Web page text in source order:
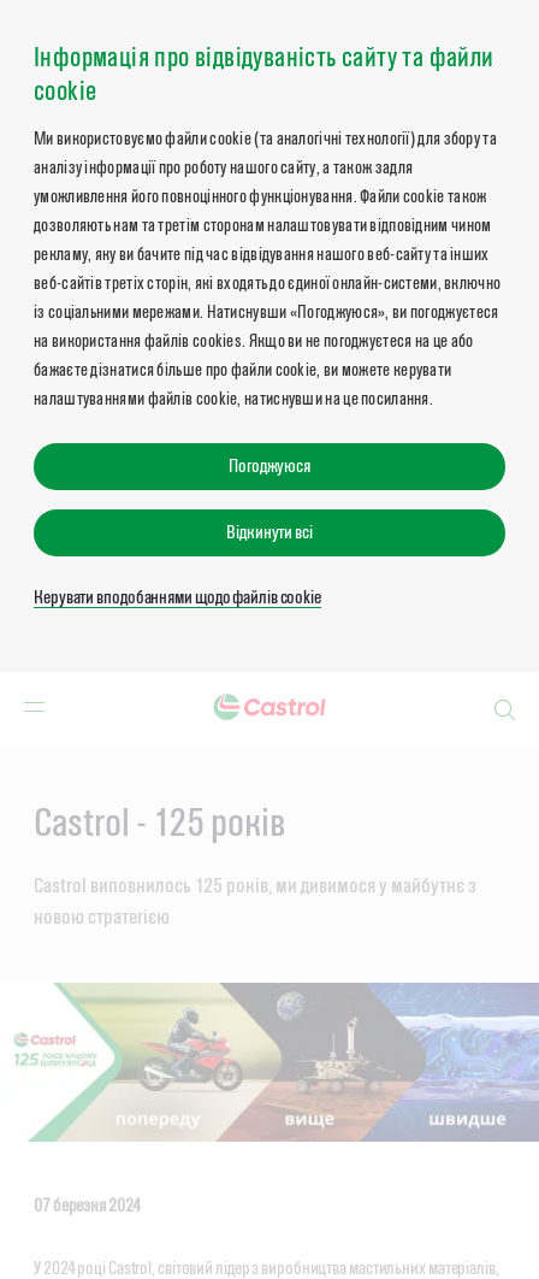
Інформація про відвідуваність сайту та файли
cookie
Ми використовуємо файли cookie (та аналогічні технології) для збору та
аналізу інформації про роботу нашого сайту, а також задля
уможливлення його повноцінного функціонування. Файли cookie також
дозволяють нам та третім сторонам налаштовувати відповідним чином
рекламу, яку ви бачите під час відвідування нашого веб-сайту та інших
веб-сайтів третіх сторін, які входять до єдиної онлайн-системи, включно
із соціальними мережами. Натиснувши «Погоджуюся», ви погоджуєтеся
на використання файлів cookies. Якщо ви не погоджуєтеся на це або
бажаєте дізнатися більше про файли cookie, ви можете керувати
налаштуваннями файлів cookie, натиснувши на це посилання.
Погоджуюся
Відкинути всі
Керувати вподобаннями щодо файлів cookie
Castrol - 125 років
Castrol виповнилось 125 років, ми дивимося у майбутнє з
новою стратегією
07 березня 2024
У 2024 році Castrol, світовий лідер з виробництва мастильних матеріалів,